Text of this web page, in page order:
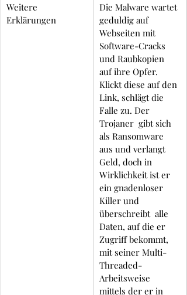
Weitere
Erklärungen
Die Malware wartet
geduldig auf
Webseiten mit
Software-Cracks
und Raubkopien
auf ihre Opfer.
Klickt diese auf den
Link, schlägt die
Falle zu. Der
Trojaner  gibt sich
als Ransomware
aus und verlangt
Geld, doch in
Wirklichkeit ist er
ein gnadenloser
Killer und
überschreibt  alle
Daten, auf die er
Zugriff bekommt,
mit seiner Multi-
Threaded-
Arbeitsweise
mittels der er in